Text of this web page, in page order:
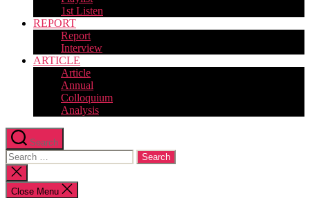
1st Listen
REPORT
Report
Interview
ARTICLE
Article
Annual
Colloquium
Analysis
Search
Search
for:
Close
search
Close Menu